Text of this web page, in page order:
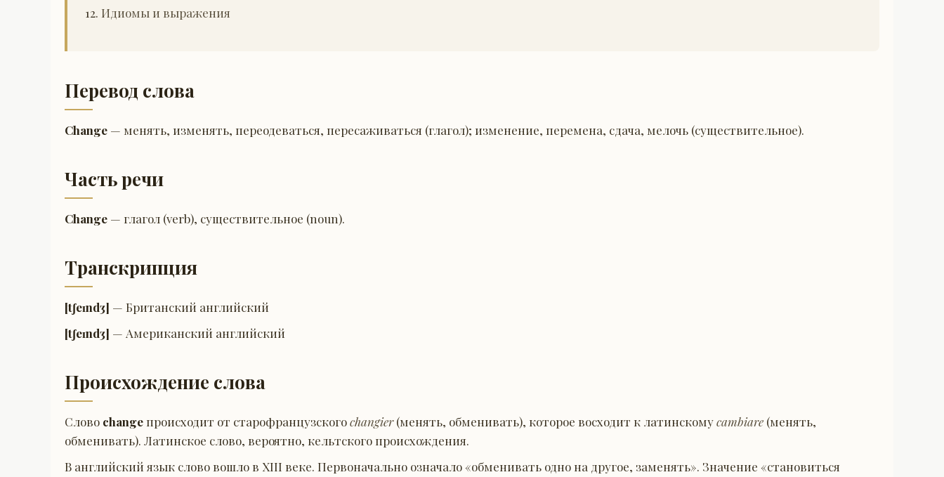
Идиомы и выражения
Перевод слова
Change — менять, изменять, переодеваться, пересаживаться (глагол); изменение, перемена, сдача, мелочь (существительное).
Часть речи
Change — глагол (verb), существительное (noun).
Транскрипция
[tʃeɪndʒ] — Британский английский
[tʃeɪndʒ] — Американский английский
Происхождение слова
Слово change происходит от старофранцузскогоchangier(менять, обменивать), которое восходит к латинскомуcambiare (менять,
обменивать). Латинское слово, вероятно, кельтского происхождения.
В английский язык слово вошло в XIII веке. Первоначально означало «обменивать одно на другое, заменять». Значение «становиться